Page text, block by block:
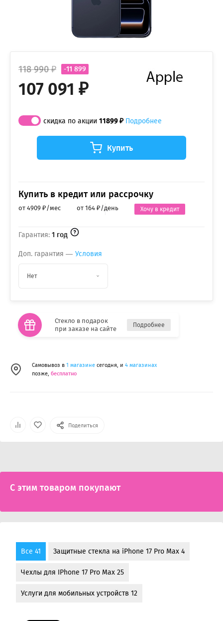
Поделиться
-11 899
118 990 ₽
107 091 ₽
Гарантия: 1 год
скидка по акции 11899 ₽ Подробнее
Купить
Доп. гарантия — Условия
Нет
Купить в кредит или рассрочку
от 4909 ₽/мес от 164 ₽/день Хочу в кредит
Стекло в подарок
при заказе на сайте
Подробнее
Самовывоз в 1 магазине сегодня, и 4 магазинах
позже, бесплатно
С этим товаром покупают
Все 41 Защитные стекла на iPhone 17 Pro Max 4
Чехлы для IPhone 17 Pro Max 25
Услуги для мобильных устройств 12